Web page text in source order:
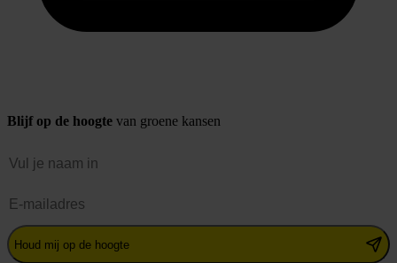
Blijf op de hoogte van groene kansen
Houd mij op de hoogte